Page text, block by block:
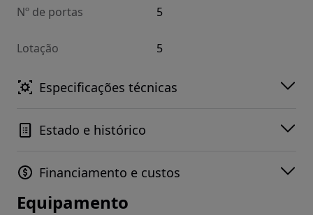
Nº de portas 5
Lotação 5
Especificações técnicas
Estado e histórico
Financiamento e custos
Equipamento